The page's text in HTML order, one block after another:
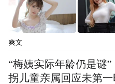
以安防、识别实测数
爽文
“梅姨实际年龄仍是谜”
拐儿童亲属回应未第一